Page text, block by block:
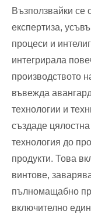
Възползвайки се
експертиза,
процеси и
интегрирала
производството
въвежда
технологии и
създаде
технология до
продукти. Това
винтове,
пълномащабно
включително